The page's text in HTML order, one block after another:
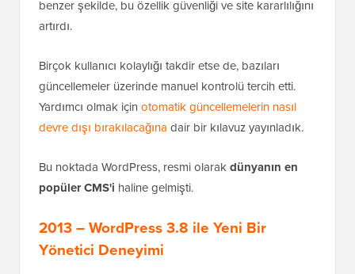
benzer şekilde, bu özellik güvenliği ve site kararlılığını
artırdı.
Birçok kullanıcı kolaylığı takdir etse de, bazıları
güncellemeler üzerinde manuel kontrolü tercih etti.
Yardımcı olmak için otomatik güncellemelerin nasıl
devre dışı bırakılacağına dair bir kılavuz yayınladık.
Bu noktada WordPress, resmi olarakdünyanın en
popüler CMS'i haline gelmişti.
2013 – WordPress 3.8 ile Yeni Bir
Yönetici Deneyimi